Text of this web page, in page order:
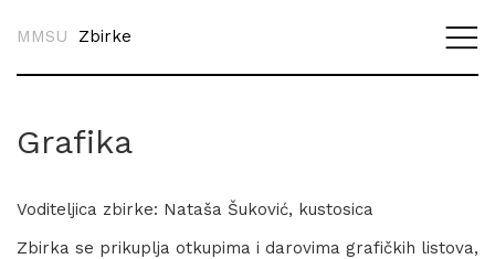
MMSU Zbirke
Grafika
Voditeljica zbirke: Nataša Šuković, kustosica
Zbirka se prikuplja otkupima i darovima grafičkih listova,